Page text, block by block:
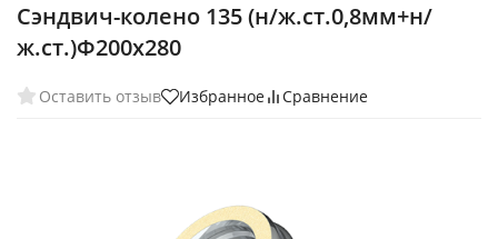
Сэндвич-колено 135 (н/ж.ст.0,8мм+н/
ж.ст.)Ф200х280
Оставить отзыв Избранное Сравнение